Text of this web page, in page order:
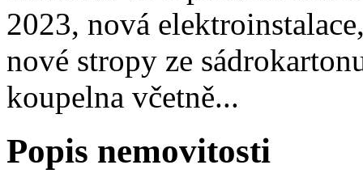
2023, nová
nové stropy ze
koupelna včetně...
Popis nemovitosti